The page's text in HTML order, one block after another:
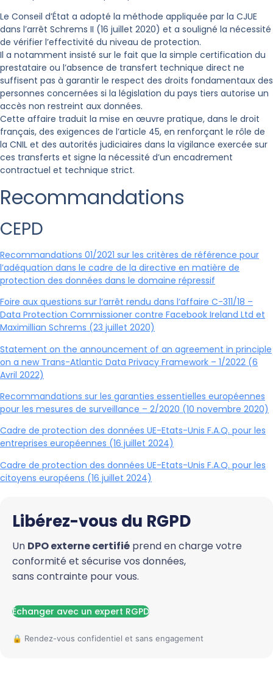
Le Conseil d’État a adopté la méthode appliquée par la CJUE
dans l’arrêt Schrems II (16 juillet 2020) et a souligné la nécessité
de vérifier l’effectivité du niveau de protection.
Il a notamment insisté sur le fait que la simple certification du
prestataire ou l’absence de transfert technique direct ne
suffisent pas à garantir le respect des droits fondamentaux des
personnes concernées si la législation du pays tiers autorise un
accès non restreint aux données.
Cette affaire traduit la mise en œuvre pratique, dans le droit
français, des exigences de l’article 45, en renforçant le rôle de
la CNIL et des autorités judiciaires dans la vigilance exercée sur
ces transferts et signe la nécessité d’un encadrement
contractuel et technique strict.
Recommandations
CEPD
Recommandations 01/2021 sur les critères de référence pour
l’adéquation dans le cadre de la directive en matière de
protection des données dans le domaine répressif
Foire aux questions sur l’arrêt rendu dans l’affaire C-311/18 –
Data Protection Commissioner contre Facebook Ireland Ltd et
Maximillian Schrems (23 juillet 2020)
Statement on the announcement of an agreement in principle
on a new Trans-Atlantic Data Privacy Framework – 1/2022 (6
Avril 2022)
Recommandations sur les garanties essentielles européennes
pour les mesures de surveillance – 2/2020 (10 novembre 2020)
Cadre de protection des données UE-Etats-Unis F.A.Q. pour les
entreprises européennes (16 juillet 2024)
Cadre de protection des données UE-Etats-Unis F.A.Q. pour les
citoyens européens (16 juillet 2024)
Libérez-vous du RGPD
Un DPO externe certifié prend en charge votre
conformité et sécurise vos données,
sans contrainte pour vous.
Échanger avec un expert RGPD